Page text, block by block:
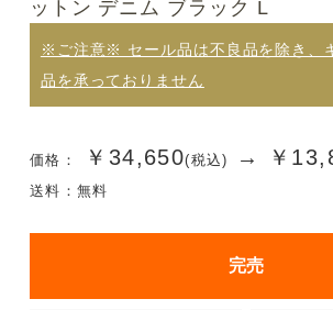
ットン デニム ブラック L
※ご注意※ セール品は不良品を除き、
品を承っておりません
価格： ￥34,650(税込) → ￥
送料：無料
完売